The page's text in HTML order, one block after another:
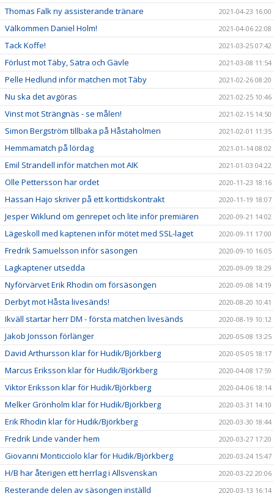
Thomas Falk ny assisterande tränare 2021-04-23 16:00
Välkommen Daniel Holm! 2021-04-06 22:08
Tack Koffe! 2021-03-25 07:42
Förlust mot Täby, Sätra och Gävle 2021-03-08 11:54
Pelle Hedlund inför matchen mot Täby 2021-02-26 08:20
Nu ska det avgöras 2021-02-25 10:46
Vinst mot Strängnäs - se målen! 2021-02-15 14:50
Simon Bergström tillbaka på Håstaholmen 2021-02-01 11:35
Hemmamatch på lördag 2021-01-14 08:02
Emil Strandell inför matchen mot AIK 2021-01-03 04:22
Olle Pettersson har ordet 2020-11-23 18:16
Hassan Hajo skriver på ett korttidskontrakt 2020-11-19 18:07
Jesper Wiklund om genrepet och lite inför premiären 2020-09-21 14:02
Lägeskoll med kaptenen inför mötet med SSL-laget 2020-09-11 17:00
Fredrik Samuelsson inför säsongen 2020-09-10 16:05
Lagkaptener utsedda 2020-09-09 18:29
Nyförvärvet Erik Rhodin om försäsongen 2020-09-08 14:19
Derbyt mot Håsta livesänds! 2020-08-20 10:41
Ikväll startar herr DM - första matchen livesänds 2020-08-19 10:12
Jakob Jonsson förlänger 2020-05-08 13:25
David Arthursson klar för Hudik/Björkberg 2020-05-05 18:17
Marcus Eriksson klar för Hudik/Björkberg 2020-04-08 17:59
Viktor Eriksson klar för Hudik/Björkberg 2020-04-06 18:14
Melker Grönholm klar för Hudik/Björkberg 2020-03-31 14:10
Erik Rhodin klar för Hudik/Björkberg 2020-03-30 18:44
Fredrik Linde vänder hem 2020-03-27 17:20
Giovanni Monticciolo klar för Hudik/Björkberg 2020-03-24 15:47
H/B har återigen ett herrlag i Allsvenskan 2020-03-22 20:06
Resterande delen av säsongen inställd 2020-03-13 16:14